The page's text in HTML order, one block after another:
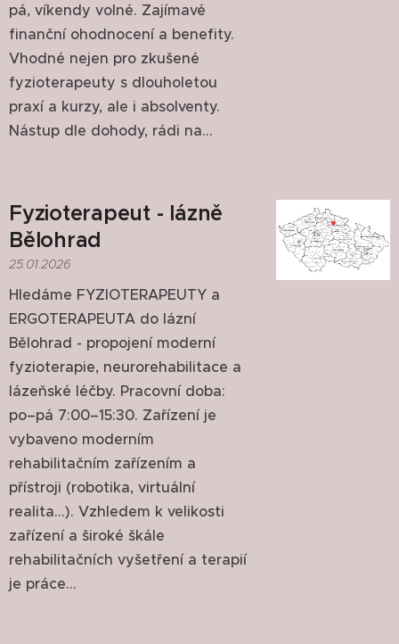
pá, víkendy volné. Zajímavé
finanční ohodnocení a benefity.
Vhodné nejen pro zkušené
fyzioterapeuty s dlouholetou
praxí a kurzy, ale i absolventy.
Nástup dle dohody, rádi na...
Fyzioterapeut - lázně
Bělohrad
25.01.2026
Hledáme FYZIOTERAPEUTY a
ERGOTERAPEUTA do lázní
Bělohrad - propojení moderní
fyzioterapie, neurorehabilitace a
lázeňské léčby. Pracovní doba:
po–pá 7:00–15:30. Zařízení je
vybaveno moderním
rehabilitačním zařízením a
přístroji (robotika, virtuální
realita...). Vzhledem k velikosti
zařízení a široké škále
rehabilitačních vyšetření a terapií
je práce...